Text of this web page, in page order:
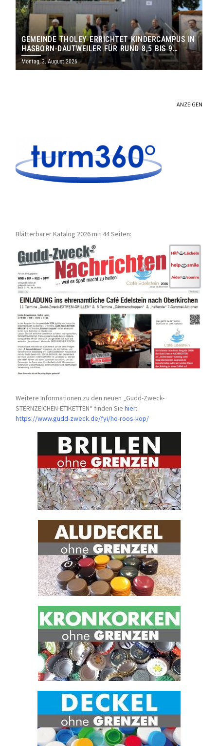
GEMEINDE THOLEY ERRICHTET KINDERCAMPUS IN
HASBORN-DAUTWEILER FÜR RUND 8,5 BIS 9
MILLIONEN EURO
Montag, 3. August 2026
ANZEIGEN
Blätterbarer Katalog 2026 mit 44 Seiten:
Weitere Informationen zu den neuen „Gudd-Zweck-
STERNZEICHEN-ETIKETTEN“ finden Siehier:
https://www.gudd-zweck.de/fyi/ho-roos-kop/